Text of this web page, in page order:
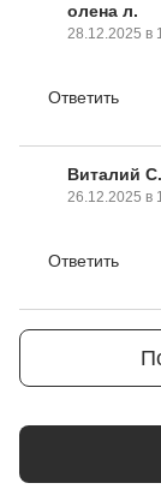
олена л.
28.12.2025 в
Ответить
Виталий С.
26.12.2025 в
Ответить